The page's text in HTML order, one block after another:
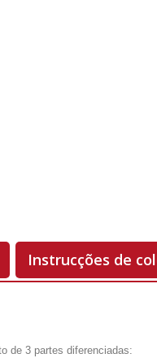
Instrucções de
de 3 partes diferenciadas: